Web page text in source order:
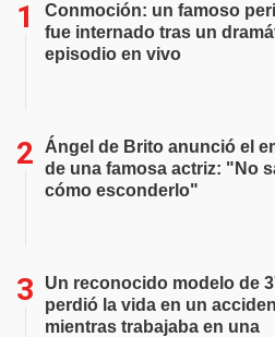
Conmoción: un famoso
fue internado tras un
episodio en vivo
Ángel de Brito anunció el
de una famosa actriz: "No
cómo esconderlo"
Un reconocido modelo de
perdió la vida en un
mientras trabajaba en una